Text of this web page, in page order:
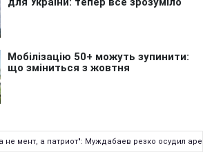
"Серега не мент, а патриот": Муждабаев